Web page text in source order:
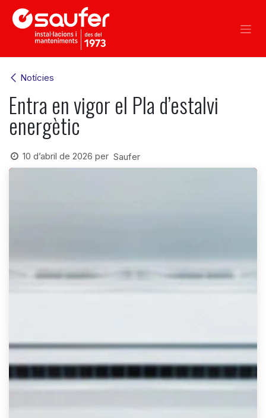
Skip to Content
Notícies
Entra en vigor el Pla d’estalvi
energètic
10 d’abril de 2026 per Saufer